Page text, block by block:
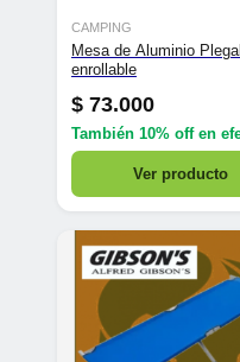
CAMPING
Mesa de Aluminio
enrollable
$ 73.000
También 10% offen
Ver producto